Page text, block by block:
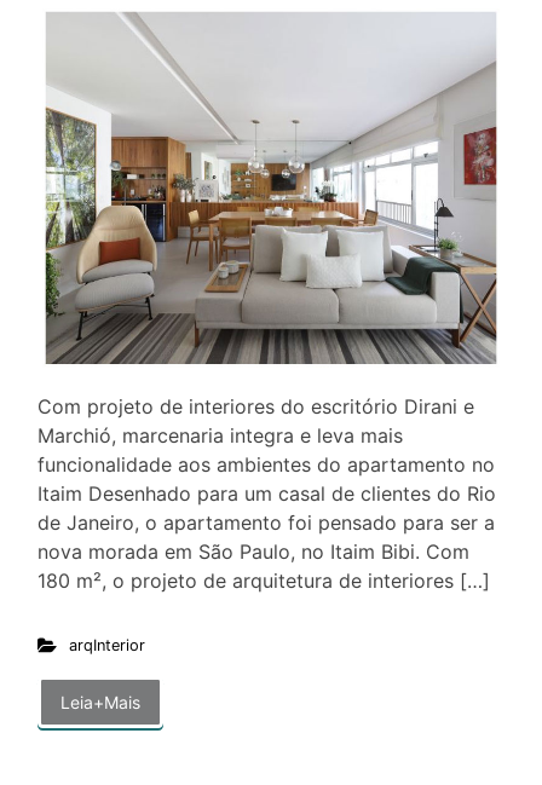
Com projeto de interiores do escritório Dirani e
Marchió, marcenaria integra e leva mais
funcionalidade aos ambientes do apartamento no
Itaim Desenhado para um casal de clientes do Rio
de Janeiro, o apartamento foi pensado para ser a
nova morada em São Paulo, no Itaim Bibi. Com
180 m², o projeto de arquitetura de interiores […]
arqInterior
Leia+Mais